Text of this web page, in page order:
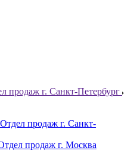
продаж г. Санкт-Петербург
Отдел продаж г. Санкт-
продаж г. Москва